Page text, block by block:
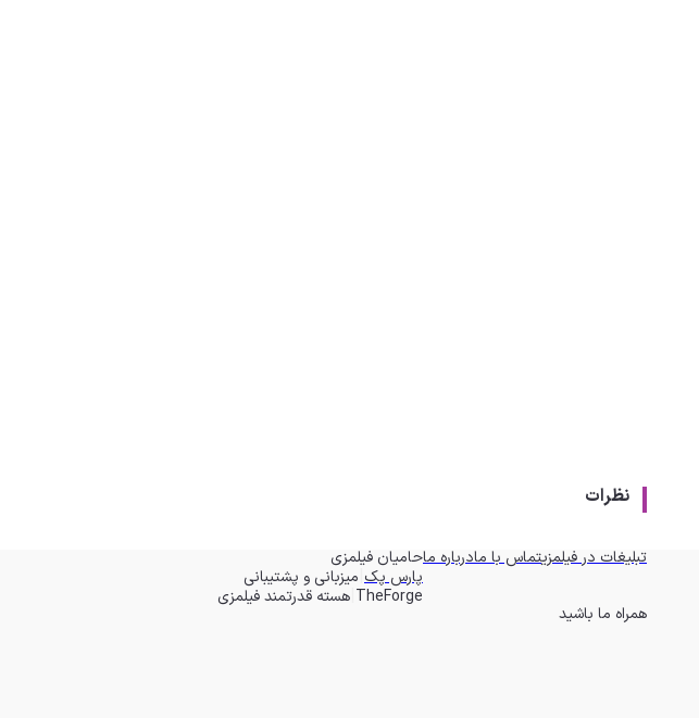
نظرات
تبلیغات در فیلمزیتماس با مادرباره ماحامیان فیلمزی
پارس پک میزبانی و پشتیبانی
TheForge هسته قدرتمند فیلمزی
همراه ما باشید